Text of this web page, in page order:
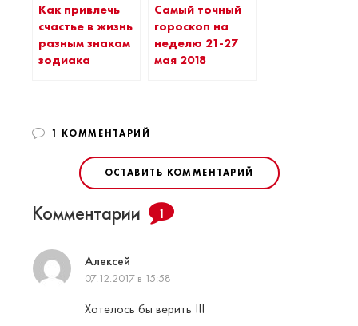
Как привлечь
счастье в жизнь
разным знакам
зодиака
Самый точный
гороскоп на
неделю 21-27
мая 2018
1 КОММЕНТАРИЙ
ОСТАВИТЬ КОММЕНТАРИЙ
Комментарии 1
Алексей
07.12.2017 в 15:58
Хотелось бы верить !!!